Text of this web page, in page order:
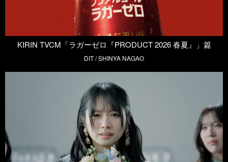
KIRIN TVCM「ラガーゼロ『PRODUCT 2026 春夏』」篇
DIT / SHINYA NAGAO